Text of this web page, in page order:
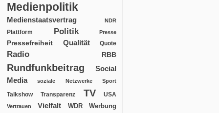
Medienpolitik
Medienstaatsvertrag NDR
Plattform Politik Presse
Pressefreiheit Qualität Quote
Radio RBB
Rundfunkbeitrag
Social
Media
soziale Netzwerke Sport
Talkshow Transparenz TV USA
Vertrauen Vielfalt WDR Werbung